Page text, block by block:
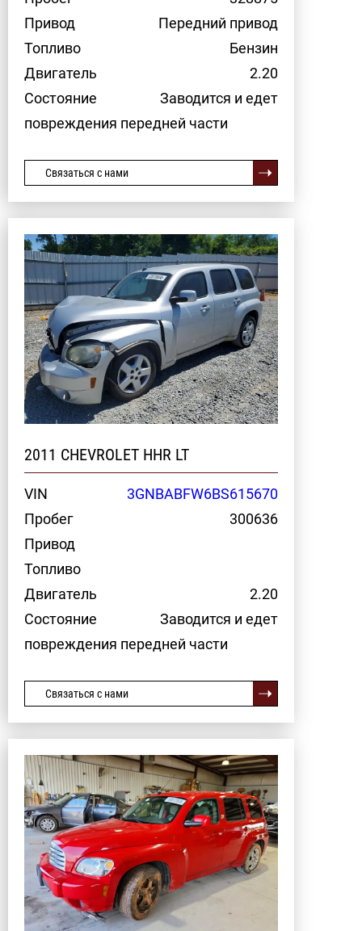
Привод
Передний привод
Топливо
Бензин
Двигатель
2.20
Состояние
Заводится и едет
повреждения передней части
Связаться с нами
2011 CHEVROLET HHR LT
VIN
3GNBABFW6BS615670
Пробег
300636
Привод
Топливо
Двигатель
2.20
Состояние
Заводится и едет
повреждения передней части
Связаться с нами